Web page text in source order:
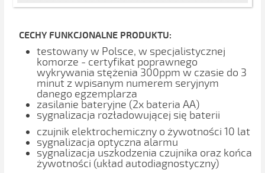
CECHY FUNKCJONALNE PRODUKTU:
testowany w Polsce, w specjalistycznej
komorze - certyfikat poprawnego
wykrywania stężenia 300ppm w czasie do 3
minut z wpisanym numerem seryjnym
danego egzemplarza
zasilanie bateryjne (2x bateria AA)
sygnalizacja rozładowującej się baterii
czujnik elektrochemiczny o żywotności 10 lat
sygnalizacja optyczna alarmu
sygnalizacja uszkodzenia czujnika oraz końca
żywotności (układ autodiagnostyczny)